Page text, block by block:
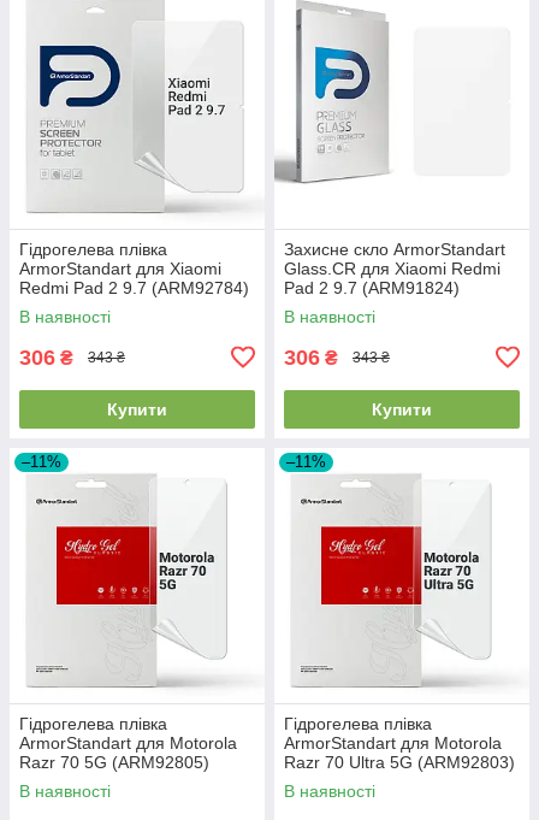
Гідрогелева плівка
ArmorStandart для Xiaomi
Redmi Pad 2 9.7 (ARM92784)
В наявності
306 ₴ 343 ₴
Купити
Захисне скло ArmorStandart
Glass.CR для Xiaomi Redmi
Pad 2 9.7 (ARM91824)
В наявності
306 ₴ 343 ₴
Купити
–11%
Гідрогелева плівка
ArmorStandart для Motorola
Razr 70 5G (ARM92805)
В наявності
–11%
Гідрогелева плівка
ArmorStandart для Motorola
Razr 70 Ultra 5G (ARM92803)
В наявності